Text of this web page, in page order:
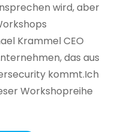
wird, aber
Krammel CEO
das aus
kommt.Ich
Workshopreihe